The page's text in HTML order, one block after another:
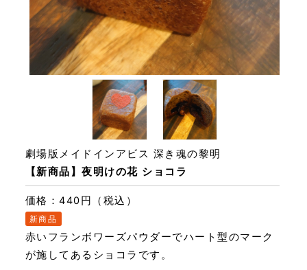
【新商品】夜明けの花 ショコラ
劇場版メイドインアビス 深き魂の黎明
価格：440円（税込）
新商品
赤いフランボワーズパウダーでハート型のマーク
が施してあるショコラです。